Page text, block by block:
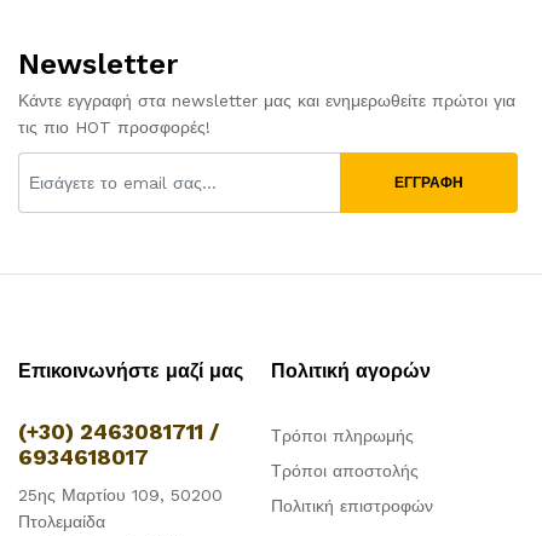
Newsletter
Κάντε εγγραφή στα newsletter μας και ενημερωθείτε πρώτοι για
τις πιο HOT προσφορές!
ΕΓΓΡΑΦΗ
Επικοινωνήστε μαζί μας
(+30) 2463081711 /
6934618017
25ης Μαρτίου 109, 50200
Πτολεμαίδα
Πολιτική αγορών
Τρόποι πληρωμής
Τρόποι αποστολής
Πολιτική επιστροφών